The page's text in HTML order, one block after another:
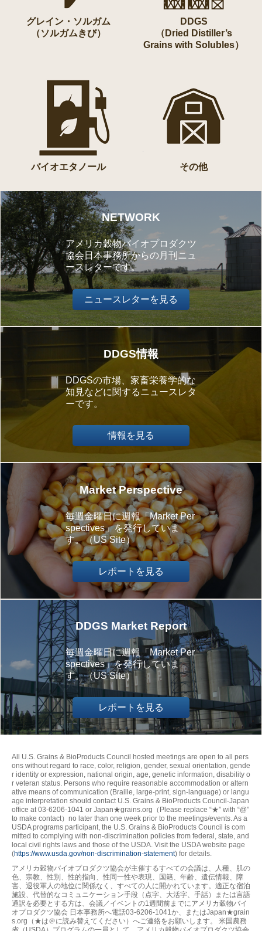
グレイン・ソルガム
（ソルガムきび）
DDGS
（Dried Distiller’s
Grains with Solubles）
バイオエタノール その他
NETWORK
アメリカ穀物バイオプロダクツ
協会日本事務所からの月刊ニュ
ースレターです。
ニュースレターを見る
DDGS情報
DDGSの市場、家畜栄養学的な
知見などに関するニュースレタ
ーです。
情報を見る
Market Perspective
毎週金曜日に週報「Market Per
spectives」を発行していま
す。（US Site）
レポートを見る
DDGS Market Report
毎週金曜日に週報「Market Per
spectives」を発行していま
す。（US Site）
レポートを見る
All U.S. Grains & BioProducts Council hosted meetings are open to all pers
ons without regard to race, color, religion, gender, sexual orientation, gende
r identity or expression, national origin, age, genetic information, disability o
r veteran status. Persons who require reasonable accommodation or altern
ative means of communication (Braille, large-print, sign-language) or langu
age interpretation should contact U.S. Grains & BioProducts Council-Japan
office at 03-6206-1041 or Japan★grains.org（Please replace “★” with “@”
to make contact）no later than one week prior to the meetings/events. As a
USDA programs participant, the U.S. Grains & BioProducts Council is com
mitted to complying with non-discrimination policies from federal, state, and
local civil rights laws and those of the USDA. Visit the USDA website page
(https://www.usda.gov/non-discrimination-statement) for details.
アメリカ穀物バイオプロダクツ協会が主催するすべての会議は、人種、肌の
色、宗教、性別、性的指向、性同一性や表現、国籍、年齢、遺伝情報、障
害、退役軍人の地位に関係なく、すべての人に開かれています。適正な宿泊
施設、代替的なコミュニケーション手段（点字、大活字、手話）または言語
通訳を必要とする方は、会議／イベントの1週間前までにアメリカ穀物バイ
オプロダクツ協会 日本事務所へ電話03-6206-1041か、またはJapan★grain
s.org（★は＠に読み替えてください）へご連絡をお願いします。 米国農務